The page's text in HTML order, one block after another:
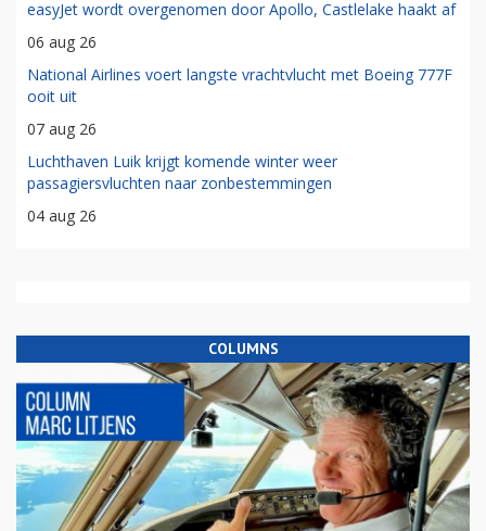
easyJet wordt overgenomen door Apollo, Castlelake haakt af
06 aug 26
National Airlines voert langste vrachtvlucht met Boeing 777F
ooit uit
07 aug 26
Luchthaven Luik krijgt komende winter weer
passagiersvluchten naar zonbestemmingen
04 aug 26
COLUMNS